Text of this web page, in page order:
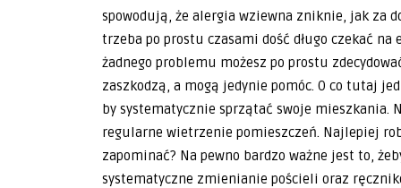
spowodują, że alergia wziewna zniknie, jak za
trzeba po prostu czasami dość długo czekać
żadnego problemu możesz po prostu
zaszkodzą, a mogą jedynie pomóc. O co tutaj
by systematycznie sprzątać swoje mieszkania.
regularne wietrzenie pomieszczeń. Najlepiej
zapominać? Na pewno bardzo ważne jest to,
systematyczne zmienianie pościeli oraz